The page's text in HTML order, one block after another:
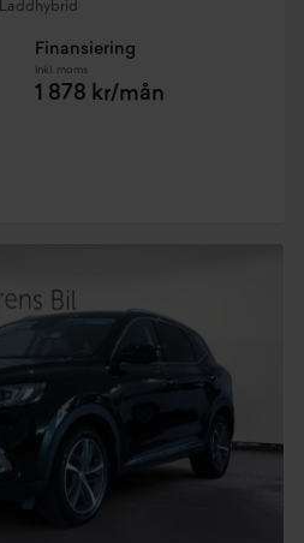
Laddhybrid
Finansiering
Inkl. moms
1 878 kr/mån